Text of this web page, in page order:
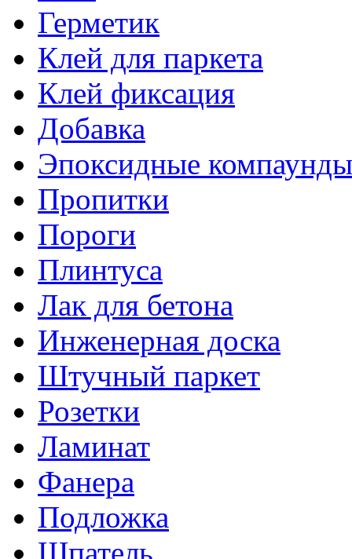
Герметик
Клей для паркета
Клей фиксация
Добавка
Эпоксидные компаунды
Пропитки
Пороги
Плинтуса
Лак для бетона
Инженерная доска
Штучный паркет
Розетки
Ламинат
Фанера
Подложка